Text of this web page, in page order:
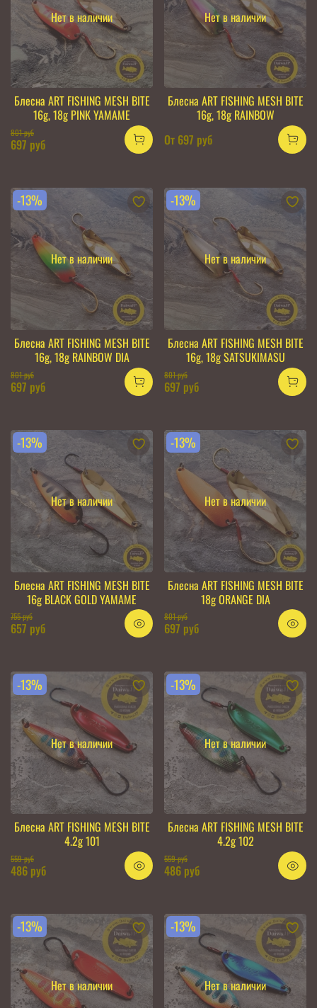
Нет в наличии
Блесна ART FISHING MESH BITE
16g, 18g PINK YAMAME
801 руб
697 руб
Нет в наличии
Блесна ART FISHING MESH BITE
16g, 18g RAINBOW
От 697 руб
Нет в наличии
-13%
Блесна ART FISHING MESH BITE
16g, 18g RAINBOW DIA
801 руб
697 руб
Нет в наличии
-13%
Блесна ART FISHING MESH BITE
16g, 18g SATSUKIMASU
801 руб
697 руб
Нет в наличии
-13%
Блесна ART FISHING MESH BITE
16g BLACK GOLD YAMAME
755 руб
657 руб
Нет в наличии
-13%
Блесна ART FISHING MESH BITE
18g ORANGE DIA
801 руб
697 руб
Нет в наличии
-13%
Блесна ART FISHING MESH BITE
4.2g 101
559 руб
486 руб
Нет в наличии
-13%
Блесна ART FISHING MESH BITE
4.2g 102
559 руб
486 руб
Нет в наличии
-13%
Нет в наличии
-13%